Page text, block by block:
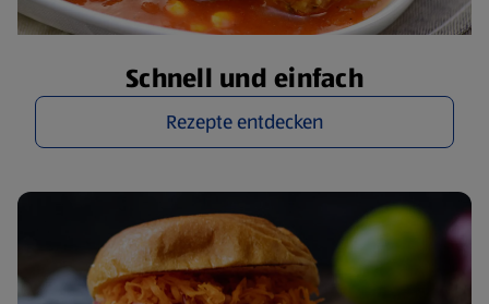
Schnell und einfach
Rezepte entdecken